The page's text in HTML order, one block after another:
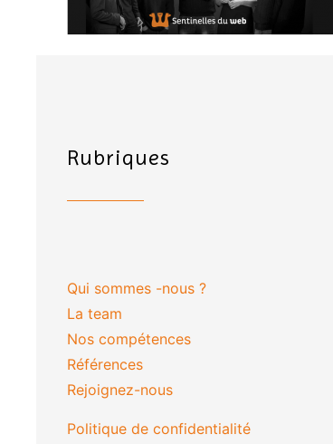
Rubriques
Qui sommes -nous ?
La team
Nos compétences
Références
Rejoignez-nous
Politique de confidentialité